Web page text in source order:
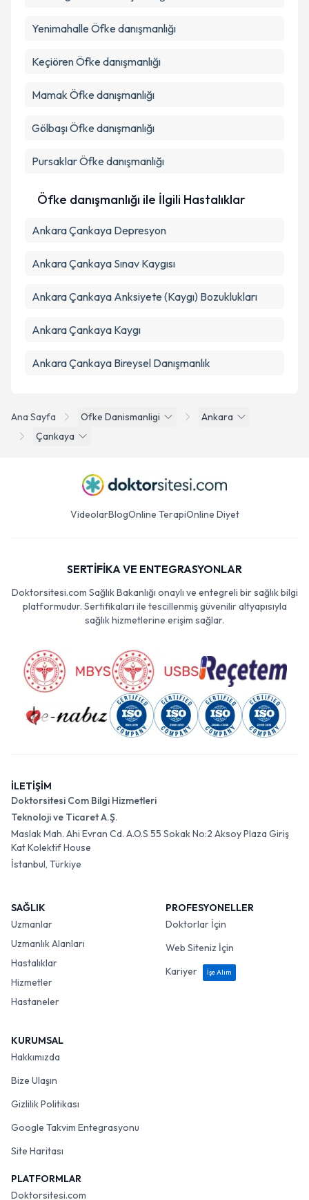
Ana Sayfa Ofke Danismanligi
Ankara
Çankaya
Yenimahalle Öfke danışmanlığı
KeçiörenÖfke danışmanlığı
Mamak Öfke danışmanlığı
GölbaşıÖfke danışmanlığı
PursaklarÖfke danışmanlığı
Öfke danışmanlığı ile İlgili Hastalıklar
Ankara Çankaya Depresyon
Ankara Çankaya Sınav Kaygısı
Ankara Çankaya Anksiyete (Kaygı) Bozuklukları
Ankara Çankaya Kaygı
Ankara Çankaya Bireysel Danışmanlık
VideolarBlogOnline TerapiOnline Diyet
SERTİFİKA VE ENTEGRASYONLAR
Doktorsitesi.com Sağlık Bakanlığı onaylı ve entegreli bir sağlık bilgi
platformudur. Sertifikaları ile tescillenmiş güvenilir altyapısıyla
sağlık hizmetlerine erişim sağlar.
İLETİŞİM
Doktorsitesi Com Bilgi Hizmetleri
Teknoloji ve Ticaret A.Ş.
Maslak Mah. Ahi Evran Cd. A.O.S 55 Sokak No:2 Aksoy Plaza Giriş
Kat Kolektif House
İstanbul, Türkiye
SAĞLIK
Uzmanlar
Uzmanlık Alanları
Hastalıklar
Hizmetler
Hastaneler
PROFESYONELLER
Doktorlar İçin
Web Siteniz İçin
Kariyer
İşe Alım
KURUMSAL
Hakkımızda
Bize Ulaşın
Gizlilik Politikası
Google Takvim Entegrasyonu
Site Haritası
PLATFORMLAR
Doktorsitesi.com